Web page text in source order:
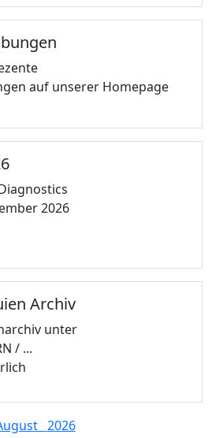
auf unserer Homepage
2026
Archiv
unter
/ ...
2026